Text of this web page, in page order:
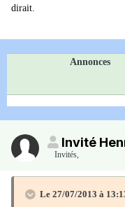
dirait.
Annonces
Invité
Invités,
Le 27/07/2013 à